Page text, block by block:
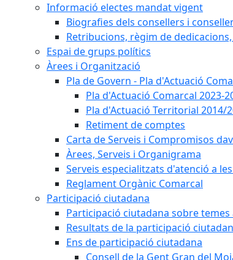
Informació electes mandat vigent
Biografies dels consellers i
Retribucions, règim de
Espai de grups polítics
Àrees i Organització
Pla de Govern - Pla d'Actuació
Pla d'Actuació Comarcal 2023-
Pla d'Actuació Territorial 2014/
Retiment de comptes
Carta de Serveis i Compromisos
Àrees, Serveis i Organigrama
Serveis especialitzats d'atenció a
Reglament Orgànic Comarcal
Participació ciutadana
Participació ciutadana sobre
Resultats de la participació
Ens de participació ciutadana
Consell de la Gent Gran del